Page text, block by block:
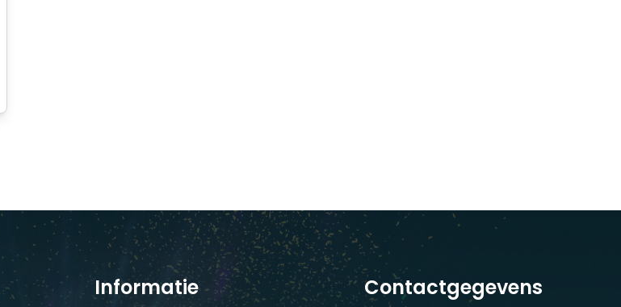
Informatie Contactgegevens